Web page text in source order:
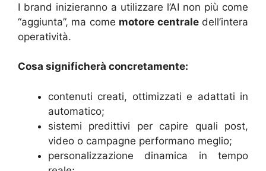
I brand inizieranno a utilizzare l’AI non più come
“aggiunta”, ma come motore centraledell’intera
operatività.
Cosa significherà concretamente:
contenuti creati, ottimizzati e adattati in
automatico;
sistemi predittivi per capire quali post,
video o campagne performano meglio;
personalizzazione dinamica in tempo